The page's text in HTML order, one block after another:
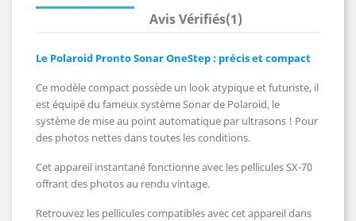
Avis Vérifiés(1)
Le Polaroid Pronto Sonar OneStep : précis et compact
Ce modèle compact possède un look atypique et futuriste, il
est équipé du fameux système Sonar de Polaroid, le
système de mise au point automatique par ultrasons ! Pour
des photos nettes dans toutes les conditions.
Cet appareil instantané fonctionne avec les pellicules SX-70
offrant des photos au rendu vintage.
Retrouvez les pellicules compatibles avec cet appareil dans